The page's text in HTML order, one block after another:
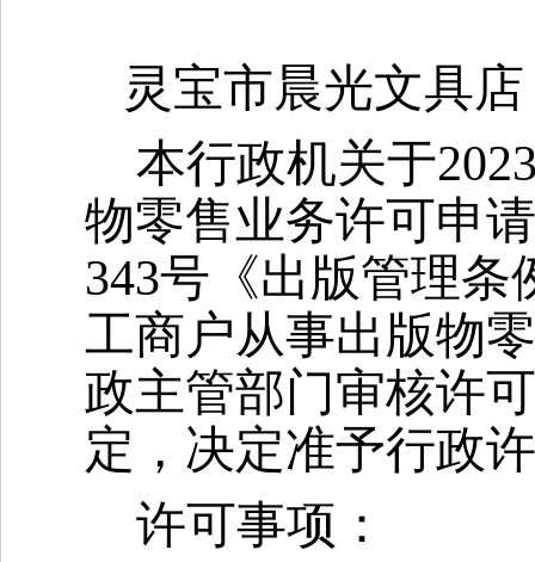
灵宝市晨光文具
本行政机关于
物零售业务许可申
343号《出版管理
工商户从事出版物
政主管部门审核许
定，决定准予行政
许可事项：